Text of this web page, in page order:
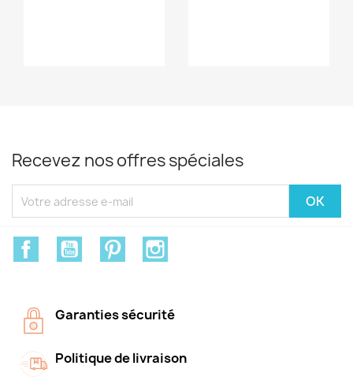
Recevez nos offres spéciales
FacebookYouTube Pinterest
Garanties sécurité
Politique de livraison